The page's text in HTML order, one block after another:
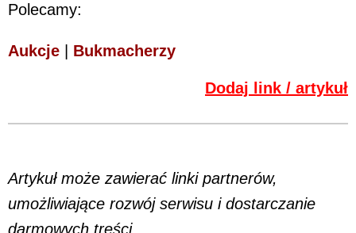
Polecamy:
Aukcje Bukmacherzy
Dodaj link / artykuł
Artykuł może zawierać linki partnerów,
umożliwiające rozwój serwisu i dostarczanie
darmowych treści